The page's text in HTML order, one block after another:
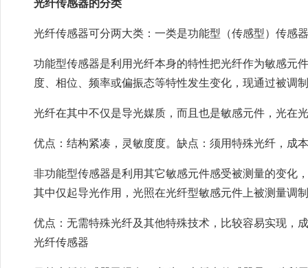
光纤传感器的分类
光纤传感器可分两大类：一类是功能型（传感型）传感
功能型传感器是利用光纤本身的特性把光纤作为敏感元
度、相位、频率或偏振态等特性发生变化，现通过被调
光纤在其中不仅是导光媒质，而且也是敏感元件，光在
优点：结构紧凑，灵敏度度。缺点：须用特殊光纤，成
非功能型传感器是利用其它敏感元件感受被测量的变化
其中仅起导光作用，光照在光纤型敏感元件上被测量调
优点：无需特殊光纤及其他特殊技术，比较容易实现，
光纤传感器